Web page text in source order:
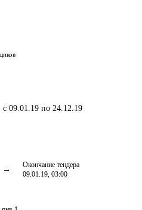
с 09.01.19 по 24.12.19
Окончание тендера
09.01.19, 03:00